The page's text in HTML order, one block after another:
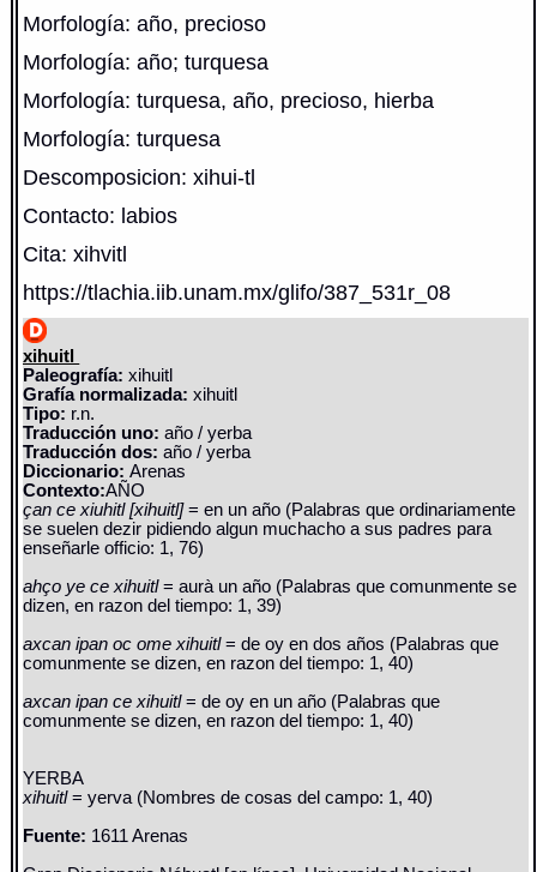
Morfología: año, precioso
Morfología: año; turquesa
Morfología: turquesa, año, precioso, hierba
Morfología: turquesa
Descomposicion: xihui-tl
Contacto: labios
Cita: xihvitl
https://tlachia.iib.unam.mx/glifo/387_531r_08
xihuitl
Paleografía: xihuitl
Grafía normalizada: xihuitl
Tipo: r.n.
Traducción uno: año / yerba
Traducción dos: año / yerba
Diccionario:Arenas
Contexto:AÑO
çan ce xiuhitl [xihuitl]= en un año (Palabras que ordinariamente
se suelen dezir pidiendo algun muchacho a sus padres para
enseñarle officio: 1, 76)
ahço ye ce xihuitl= aurà un año (Palabras que comunmente se
dizen, en razon del tiempo: 1, 39)
axcan ipan oc ome xihuitl= de oy en dos años (Palabras que
comunmente se dizen, en razon del tiempo: 1, 40)
axcan ipan ce xihuitl= de oy en un año (Palabras que
comunmente se dizen, en razon del tiempo: 1, 40)
YERBA
xihuitl= yerva (Nombres de cosas del campo: 1, 40)
Fuente: 1611 Arenas